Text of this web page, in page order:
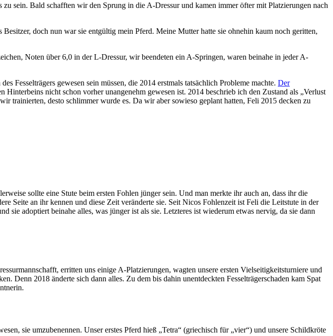
sein. Bald schafften wir den Sprung in die A-Dressur und kamen immer öfter mit Platzierungen nach
doch nun war sie entgültig mein Pferd. Meine Mutter hatte sie ohnehin kaum noch geritten,
Noten über 6,0 in der L-Dressur, wir beendeten ein A-Springen, waren beinahe in jeder A-
Fesselträgers gewesen sein müssen, die 2014 erstmals tatsächlich Probleme machte. Der
Hinterbeins nicht schon vorher unangenehm gewesen ist. 2014 beschrieb ich den Zustand als „Verlust
trainierten, desto schlimmer wurde es. Da wir aber sowieso geplant hatten, Feli 2015 decken zu
sollte eine Stute beim ersten Fohlen jünger sein. Und man merkte ihr auch an, dass ihr die
Seite an ihr kennen und diese Zeit veränderte sie. Seit Nicos Fohlenzeit ist Feli die Leitstute in der
sie adoptiert beinahe alles, was jünger ist als sie. Letzteres ist wiederum etwas nervig, da sie dann
erritten uns einige A-Platzierungen, wagten unsere ersten Vielseitigkeitsturniere und
Denn 2018 änderte sich dann alles. Zu dem bis dahin unentdeckten Fesselträgerschaden kam Spat
sie umzubenennen. Unser erstes Pferd hieß „Tetra“ (griechisch für „vier“) und unsere Schildkröte